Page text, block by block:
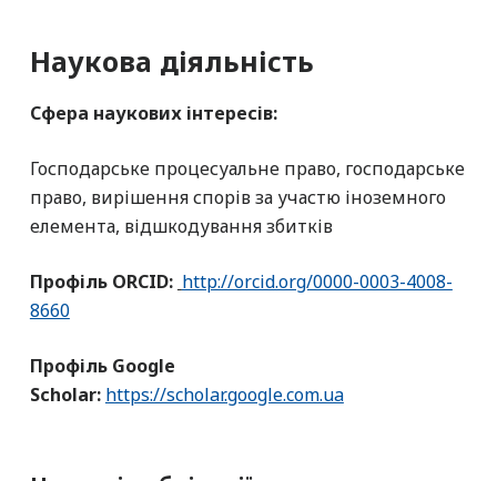
Наукова діяльність
Сфера наукових інтересів:
Господарське процесуальне право, господарське
право, вирішення спорів за участю іноземного
елемента, відшкодування збитків
Профіль ORCID: http://orcid.org/0000-0003-4008-
8660
Профіль Google
Scholar: https://scholar.google.com.ua